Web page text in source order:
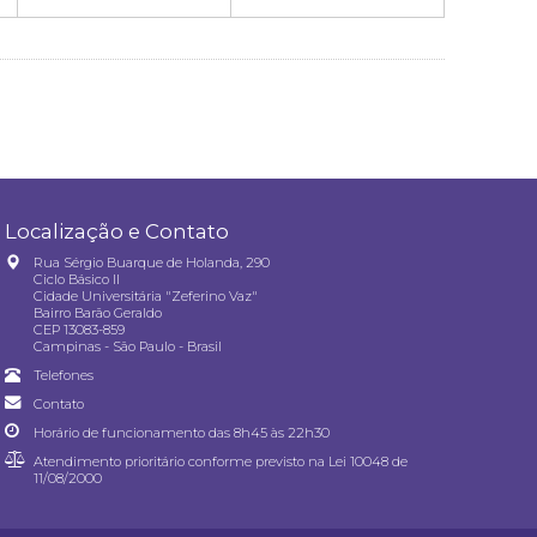
Localização e Contato
Rua Sérgio Buarque de Holanda, 290
Ciclo Básico II
Cidade Universitária "Zeferino Vaz"
Bairro Barão Geraldo
CEP 13083-859
Campinas - São Paulo - Brasil
Telefones
Contato
Horário de funcionamento das 8h45 às 22h30
Atendimento prioritário conforme previsto na Lei 10048 de
11/08/2000